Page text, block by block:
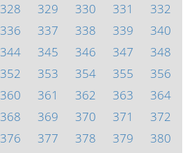
328 329 330 331
332
336 337 338 339
340
344 345 346 347
348
352 353 354 355
356
360 361 362 363
364
368 369 370 371
372
376 377 378 379
380